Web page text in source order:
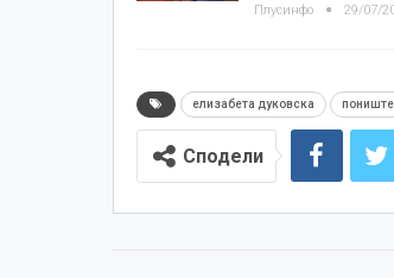
Плусинфо 29/07/
елизабета дуковска
Сподели